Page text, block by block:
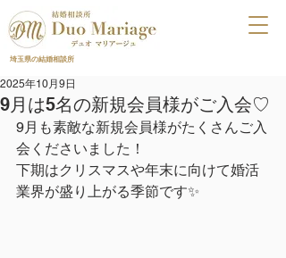
埼玉県の結婚相談所
9月は5名の新規会員様がご入会♡
2025年10月9日
9月も素敵な新規会員様がたくさんご入
会くださいました！
下期はクリスマスや年末に向けて婚活
業界が盛り上がる季節です✨